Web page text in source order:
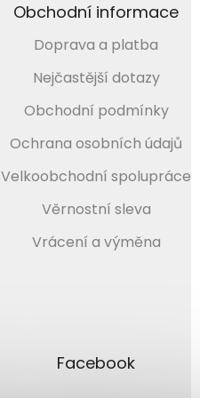
Obchodní informace
Doprava a platba
Nejčastější dotazy
Obchodní podmínky
Ochrana osobních údajů
Velkoobchodní spolupráce
Věrnostní sleva
Vrácení a výměna
Facebook